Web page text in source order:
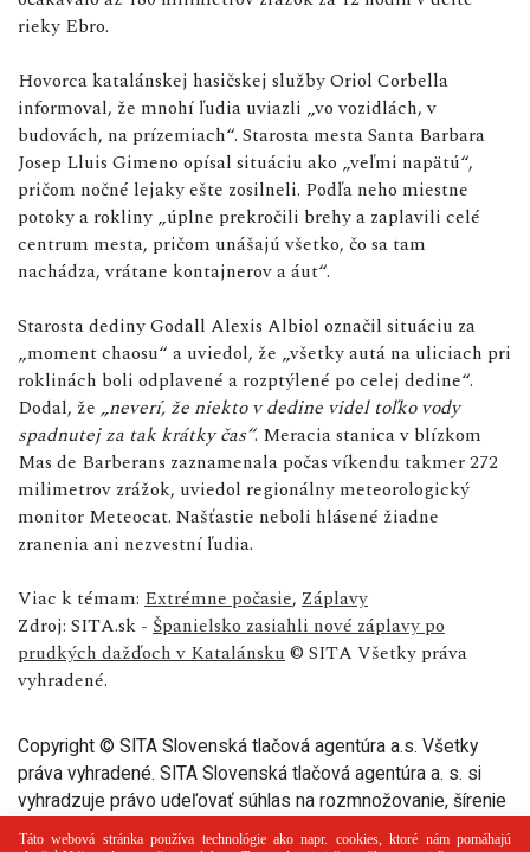
rieky Ebro.
Hovorca katalánskej hasičskej služby Oriol Corbella
informoval, že mnohí ľudia uviazli „vo vozidlách, v
budovách, na prízemiach“. Starosta mesta Santa Barbara
Josep Lluis Gimeno opísal situáciu ako „veľmi napätú“,
pričom nočné lejaky ešte zosilneli. Podľa neho miestne
potoky a rokliny „úplne prekročili brehy a zaplavili celé
centrum mesta, pričom unášajú všetko, čo sa tam
nachádza, vrátane kontajnerov a áut“.
Starosta dediny Godall Alexis Albiol označil situáciu za
„moment chaosu“ a uviedol, že „všetky autá na uliciach pri
roklinách boli odplavené a rozptýlené po celej dedine“.
Dodal, že „neverí, že niekto v dedine videl toľko vody
spadnutej za tak krátky čas“. Meracia stanica v blízkom
Mas de Barberans zaznamenala počas víkendu takmer 272
milimetrov zrážok, uviedol regionálny meteorologický
monitor Meteocat. Našťastie neboli hlásené žiadne
zranenia ani nezvestní ľudia.
Viac k témam: Extrémne počasie, Záplavy
Zdroj: SITA.sk - Španielsko zasiahli nové záplavy po
prudkých dažďoch v Katalánsku © SITA Všetky práva
vyhradené.
Copyright © SITA Slovenská tlačová agentúra a.s. Všetky
práva vyhradené. SITA Slovenská tlačová agentúra a. s. si
vyhradzuje právo udeľovať súhlas na rozmnožovanie, šírenie